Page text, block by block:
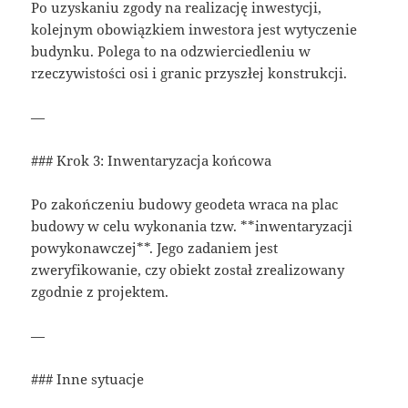
Po uzyskaniu zgody na realizację inwestycji,
kolejnym obowiązkiem inwestora jest wytyczenie
budynku. Polega to na odzwierciedleniu w
rzeczywistości osi i granic przyszłej konstrukcji.
—
### Krok 3: Inwentaryzacja końcowa
Po zakończeniu budowy geodeta wraca na plac
budowy w celu wykonania tzw. **inwentaryzacji
powykonawczej**. Jego zadaniem jest
zweryfikowanie, czy obiekt został zrealizowany
zgodnie z projektem.
—
### Inne sytuacje